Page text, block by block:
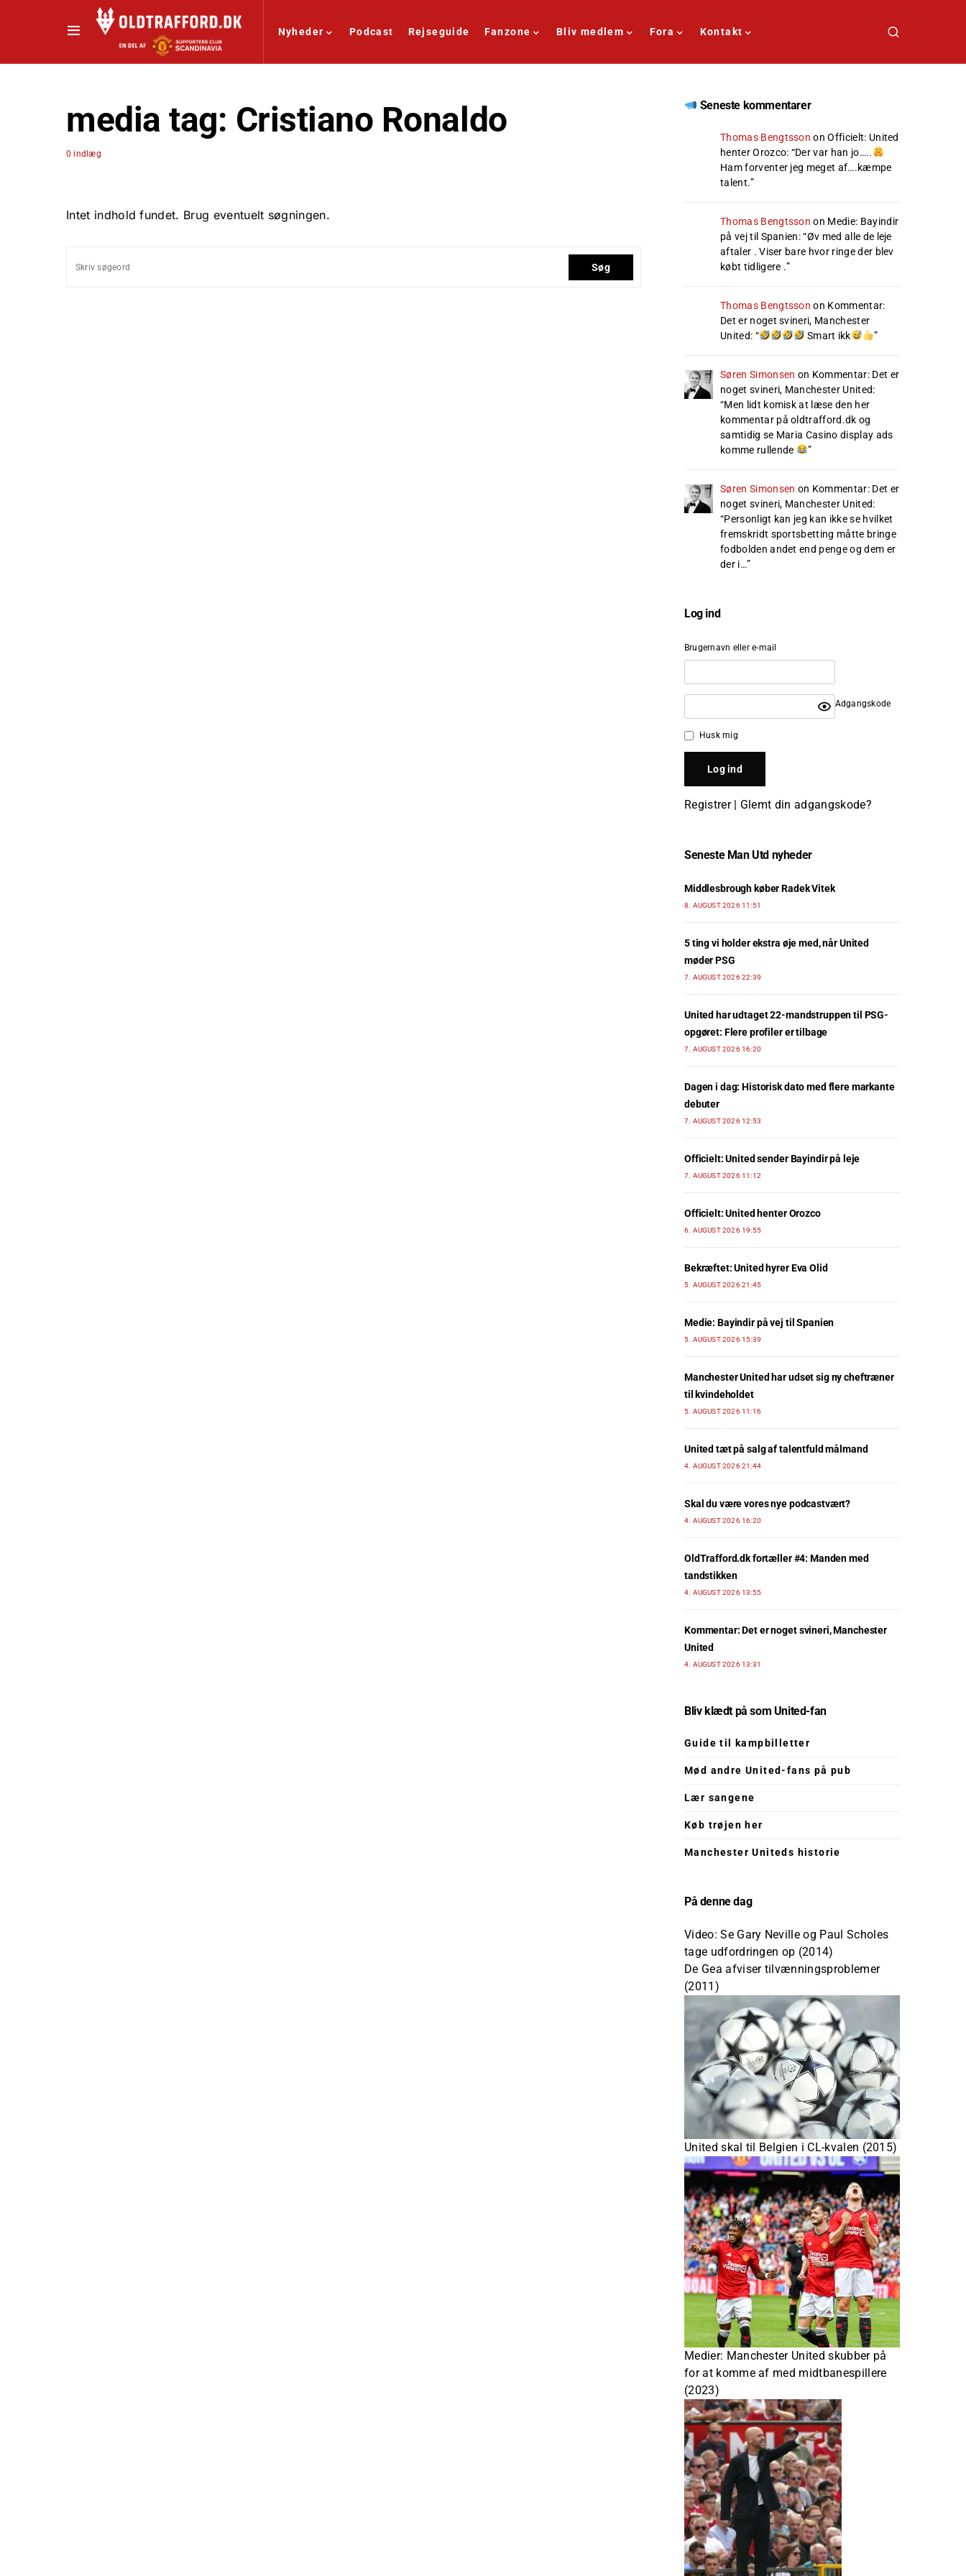
Nyheder Podcast Rejseguide Fanzone Bliv medlem Fora Kontakt
media tag: Cristiano Ronaldo
0 indlæg
Intet indhold fundet. Brug eventuelt søgningen.
Søg
Seneste kommentarer
Thomas Bengtsson onOfficielt: United
henter Orozco: “Der var han jo…..
Ham forventer jeg meget af….kæmpe
talent.”
Thomas Bengtsson on Medie: Bayindir
på vej til Spanien: “Øv med alle de leje
aftaler . Viser bare hvor ringe der blev
købt tidligere .”
Thomas Bengtsson on Kommentar:
Det er noget svineri, Manchester
United: “ Smart ikk ”
Søren Simonsen on Kommentar: Det er
noget svineri, Manchester United:
“Men lidt komisk at læse den her
kommentar på oldtrafford.dk og
samtidig se Maria Casino display ads
komme rullende
”
Søren Simonsen on Kommentar: Det er
noget svineri, Manchester United:
“Personligt kan jeg kan ikke se hvilket
fremskridt sportsbetting måtte bringe
fodbolden andet end penge og dem er
der i…”
Log ind
Brugernavn eller e-mail
Adgangskode
Husk mig
Registrer| Glemt din adgangskode?
Seneste Man Utd nyheder
Middlesbrough køber Radek Vitek
8. AUGUST 2026 11:51
5 ting vi holder ekstra øje med, når United
møder PSG
7. AUGUST 2026 22:39
United har udtaget 22-mandstruppen til PSG-
opgøret: Flere profiler er tilbage
7. AUGUST 2026 16:20
Dagen i dag: Historisk dato med flere markante
debuter
7. AUGUST 2026 12:53
Officielt: United sender Bayindir på leje
7. AUGUST 2026 11:12
Officielt: United henter Orozco
6. AUGUST 2026 19:55
Bekræftet: United hyrer Eva Olid
5. AUGUST 2026 21:45
Medie: Bayindir på vej til Spanien
5. AUGUST 2026 15:39
Manchester United har udset sig ny cheftræner
til kvindeholdet
5. AUGUST 2026 11:16
United tæt på salg af talentfuld målmand
4. AUGUST 2026 21:44
Skal du være vores nye podcastvært?
4. AUGUST 2026 16:20
OldTrafford.dk fortæller #4: Manden med
tandstikken
4. AUGUST 2026 13:55
Kommentar: Det er noget svineri, Manchester
United
4. AUGUST 2026 13:31
Bliv klædt på som United-fan
Guide til kampbilletter
Mød andre United-fans på pub
Lær sangene
Køb trøjen her
Manchester Uniteds historie
På denne dag
Video: Se Gary Neville og Paul Scholes
tage udfordringen op (2014)
De Gea afviser tilvænningsproblemer
(2011)
United skal til Belgien i CL-kvalen (2015)
Medier: Manchester United skubber på
for at komme af med midtbanespillere
(2023)